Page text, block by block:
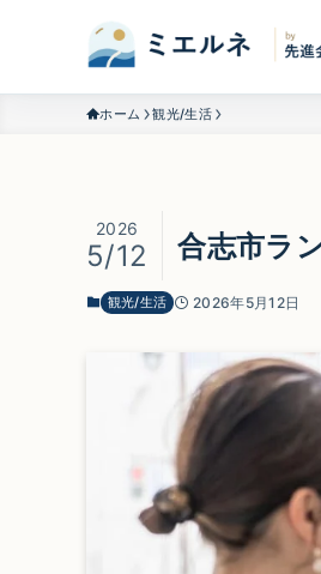
ホーム 観光/生活
合志市ラ
2026
5/12
観光/生活 2026年5月12日